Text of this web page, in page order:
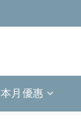
本月優惠